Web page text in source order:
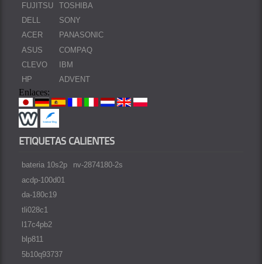
FUJITSU
DELL
ACER
ASUS
CLEVO
HP
TOSHIBA
SONY
PANASONIC
COMPAQ
IBM
ADVENT
Enlaces:
ETIQUETAS CALIENTES
bateria 10s2p
acdp-100d01
da-180c19
tli028c1
l17c4pb2
blp811
5b10q93737
nv-2874180-2s